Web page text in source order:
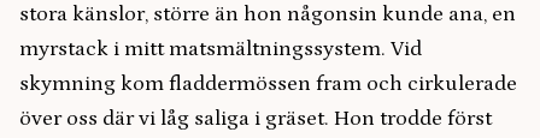
stora känslor, större än hon någonsin kunde ana, en
myrstack i mitt matsmältningssystem. Vid
skymning kom fladdermössen fram och cirkulerade
över oss där vi låg saliga i gräset. Hon trodde först